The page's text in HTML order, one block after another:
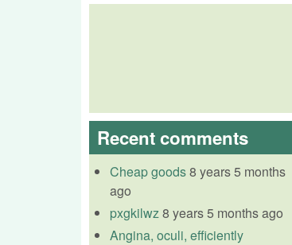
Recent comments
Cheap goods8 years 5 months
ago
pxgkilwz8 years 5 months ago
Angina, oculi, efficiently